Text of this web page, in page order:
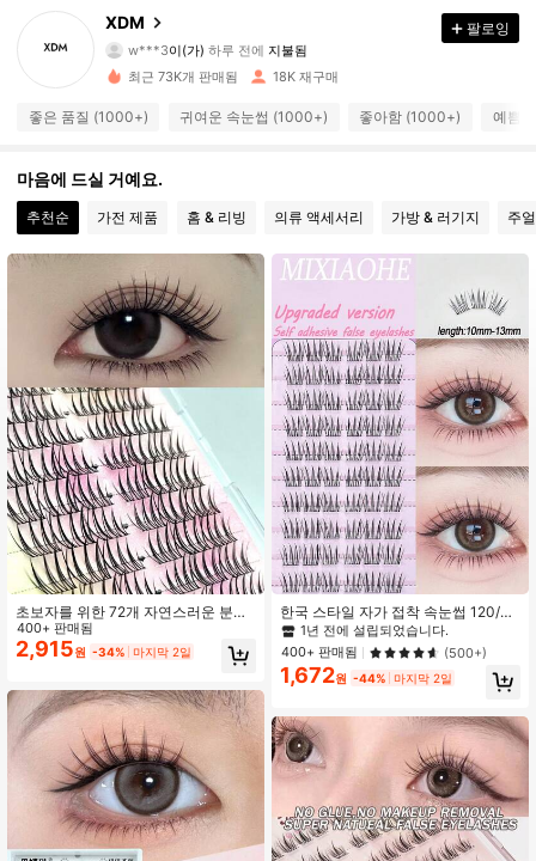
XDM4.83
w***3
a***e다음하루 전에
4.83
566 팔로워
4.83 566 팔로워
4.83
4.83 566 팔로워
4.83 566 팔로워
4.83 566 팔로워
4.83 566 팔로워
4.83 566 팔로워
4.83 566 팔로워
팔로잉
최근 73K개 판매됨 18K 재구매
좋은 품질 (1000+) 귀여운 속눈썹 (1000+) 좋아함 (1000+) 예쁨
마음에 드실 거예요.
추천순 가전 제품 홈 & 리빙 의류 액세서리 가방 & 러기지 주
초보자를 위한 72개 자연스러운 분할
된 슬라우치 3단계 속눈썹, 재사용 가
능한 자가 접목 래쉬 클러스터, 아이
래쉬 클러스터, 개별 속눈썹, 래쉬, 가
400+ 판매됨
2,915원 -34% 마지막 2일
한국 스타일 자가 접착 속눈썹 120/6
0/36 클러스터 DIY 무접착제 C컬 분
할형 자가 접착 속눈썹 자연 재사용 가
능 초보자 친화적 10-13mm 파티 코
스프레 홀리데이 선물
1년 전에 설립되었습니다.
400+ 판매됨
(500+)
1,672원 -44% 마지막 2일